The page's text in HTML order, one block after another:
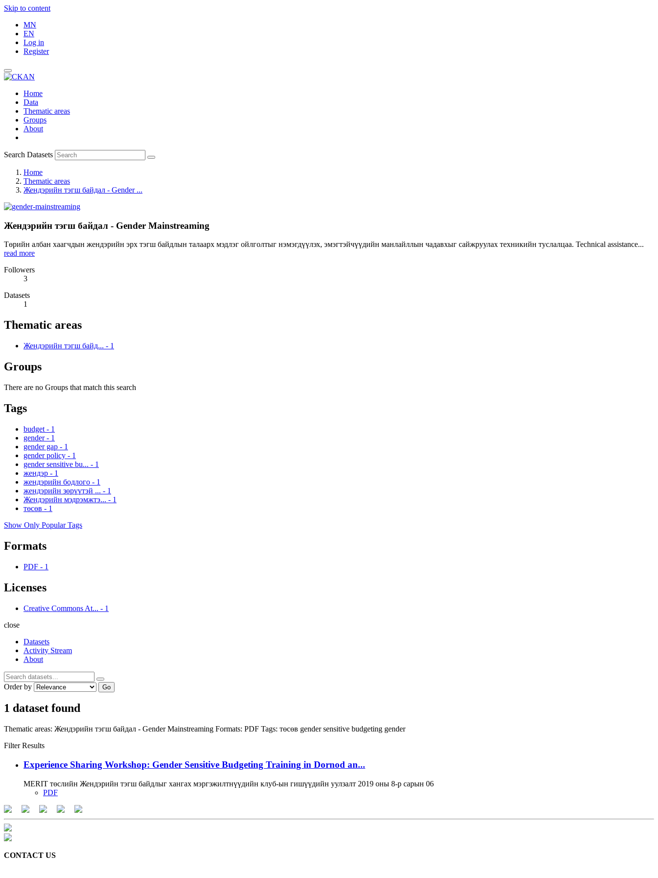
Skip to content
MN
EN
Log in
Register
Home
Data
Thematic areas
Groups
About
Search Datasets
Home
Thematic areas
Жендэрийн тэгш байдал - Gender ...
Жендэрийн тэгш байдал - Gender Mainstreaming
Төрийн албан хаагчдын жендэрийн эрх тэгш байдлын талаарх мэдлэг ойлголтыг нэмэгдүүлэх, эмэгтэйчүүдийн манлайллын чадавхыг сайжруулах техникийн туслалцаа. Technical assistance...
read more
Followers
3
Datasets
1
Thematic areas
Жендэрийн тэгш байд... - 1
Groups
There are no Groups that match this search
Tags
budget - 1
gender - 1
gender gap - 1
gender policy - 1
gender sensitive bu... - 1
жендэр - 1
жендэрийн бодлого - 1
жендэрийн зөрүүтэй ... - 1
Жендэрийн мэдрэмжтэ... - 1
төсөв - 1
Show Only Popular Tags
Formats
PDF - 1
Licenses
Creative Commons At... - 1
close
Datasets
Activity Stream
About
Order by Go
1 dataset found
Thematic areas: Жендэрийн тэгш байдал - Gender Mainstreaming Formats: PDF Tags: төсөв gender sensitive budgeting gender
Filter Results
Experience Sharing Workshop: Gender Sensitive Budgeting Training in Dornod an...
MERIT төслийн Жендэрийн тэгш байдлыг хангах мэргэжилтнүүдийн клуб-ын гишүүдийн уулзалт 2019 оны 8-р сарын 06
PDF
CONTACT US